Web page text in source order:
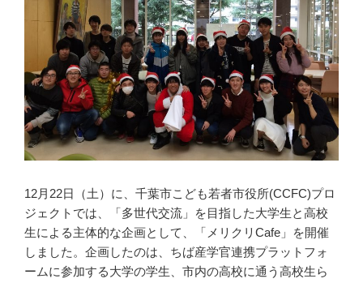
12月22日（土）に、千葉市こども若者市役所(CCFC)プロ
ジェクトでは、「多世代交流」を目指した大学生と高校
生による主体的な企画として、「メリクリCafe」を開催
しました。企画したのは、ちば産学官連携プラットフォ
ームに参加する大学の学生、市内の高校に通う高校生ら